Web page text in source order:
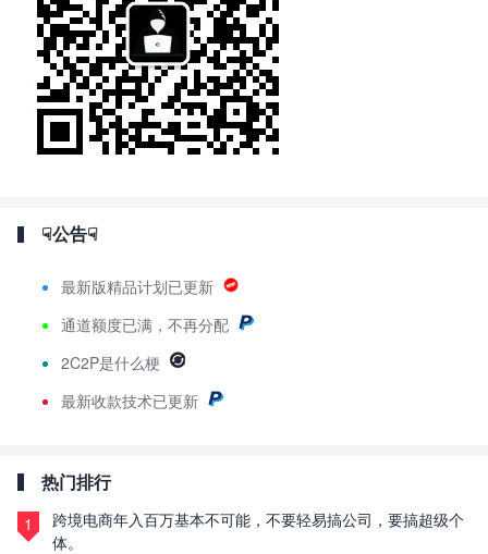
☟公告☟
最新版精品计划已更新
通道额度已满，不再分配
2C2P是什么梗
最新收款技术已更新
热门排行
1
跨境电商年入百万基本不可能，不要轻易搞公司，要搞超级个
体。